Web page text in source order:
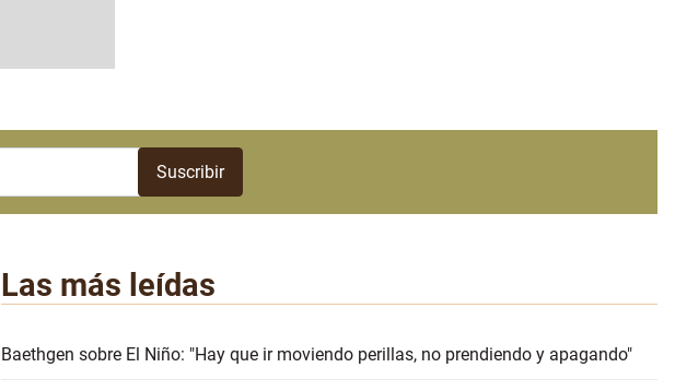
Las más leídas
Baethgen sobre El Niño: "Hay que ir moviendo perillas, no prendiendo y apagando"